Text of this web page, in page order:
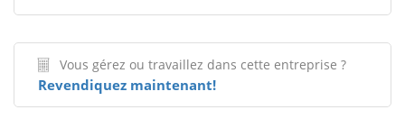
Vous gérez ou travaillez dans cette entreprise ?
Revendiquez maintenant!